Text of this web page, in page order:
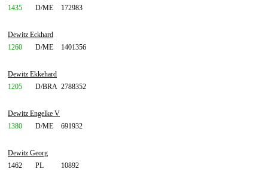
1435
D/ME 172983
Dewitz Eckhard
1260
D/ME 1401356
Dewitz Ekkehard
1205
D/BRA 2788352
Dewitz Engelke V
1380
D/ME 691932
Dewitz Georg
1462
PL 10892